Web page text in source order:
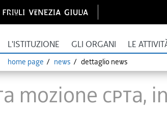
L'ISTITUZIONE GLI ORGANI LE
home page news dettaglio news
mozione